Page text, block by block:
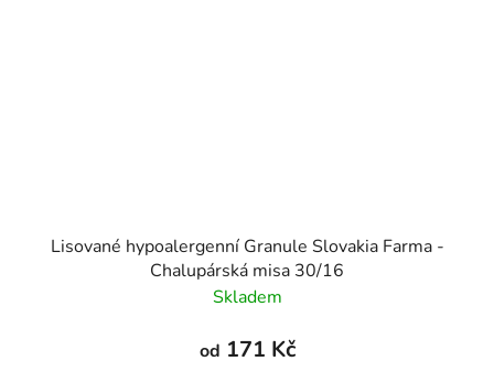
Lisované hypoalergenní Granule Slovakia Farma -
Chalupárská misa 30/16
Skladem
od 171 Kč